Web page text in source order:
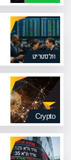
וולסטריט
Crypto